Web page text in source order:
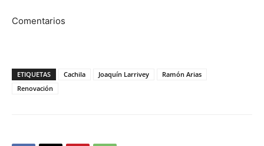
Comentarios
ETIQUETAS Cachila Joaquín Larrivey
Ramón Arias
Renovación